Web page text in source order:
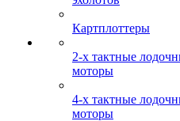
Картплоттеры
2-х тактные
моторы
4-х тактные
моторы